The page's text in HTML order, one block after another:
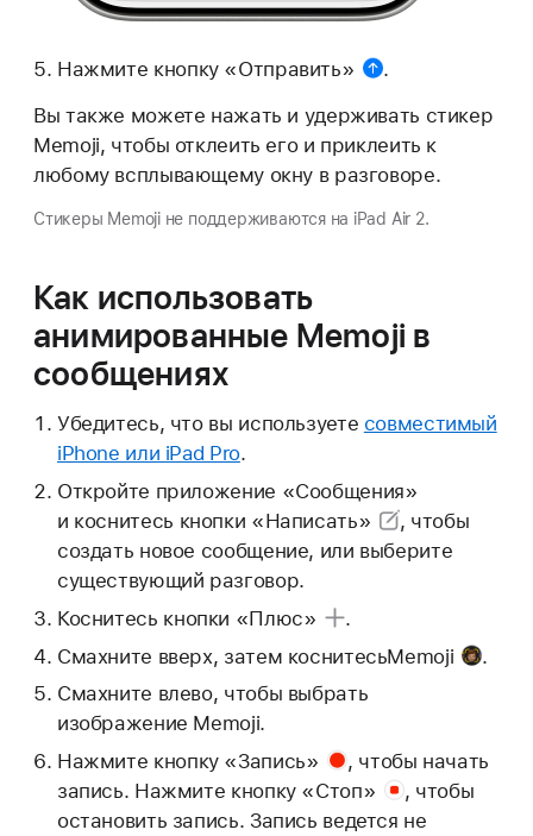
Нажмите кнопку «Отправить»
.
Вы также можете нажать и удерживать стикер
Memoji, чтобы отклеить его и приклеить к
любому всплывающему окну в разговоре.
Стикеры Memoji не поддерживаются на iPad Air 2.
Как использовать
анимированные Memoji в
сообщениях
Убедитесь, что вы используете совместимый
iPhone или iPad Pro.
Откройте приложение «Сообщения»
и коснитесь кнопки «Написать»
, чтобы
создать новое сообщение, или выберите
существующий разговор.
Коснитесь кнопки «Плюс»
.
Смахните вверх, затем коснитесьMemoji
.
Смахните влево, чтобы выбрать
изображение Memoji.
Нажмите кнопку «Запись»
, чтобы начать
запись. Нажмите кнопку «Стоп»
, чтобы
остановить запись. Запись ведется не